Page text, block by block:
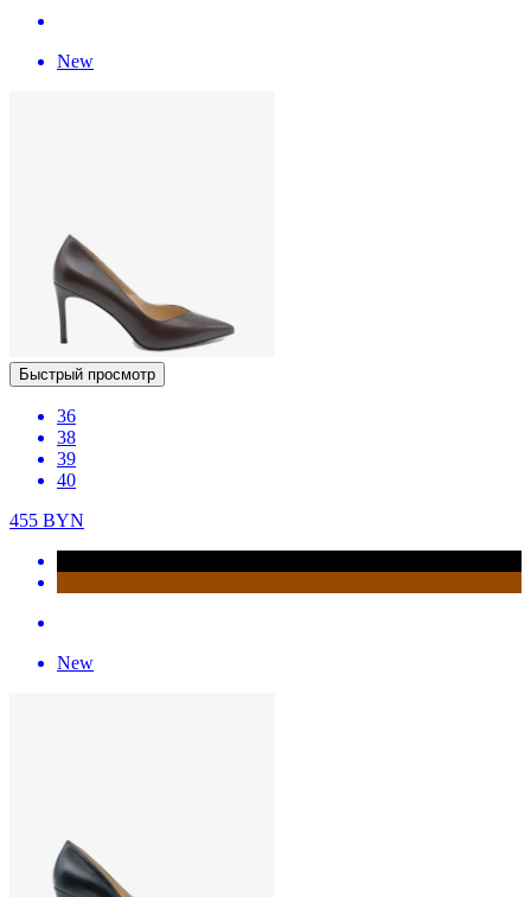
New
Быстрый просмотр
36
38
39
40
455 BYN
New